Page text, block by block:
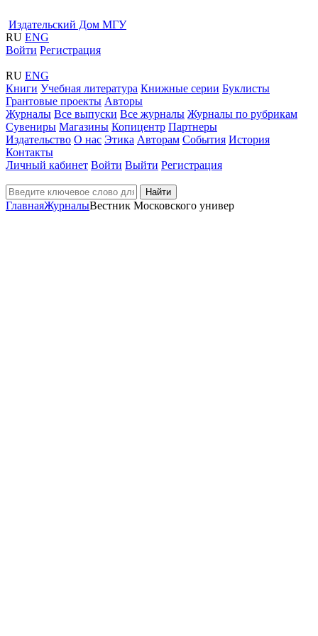
Издательский Дом МГУ
RU ENG
Войти Регистрация
RU ENG
Книги Учебная литература Книжные серии Буклисты
Грантовые проекты Авторы
Журналы Все выпуски Все журналы Журналы по рубрикам
Сувениры Магазины Копицентр Партнеры
Издательство О нас Этика Авторам События История
Контакты
Личный кабинет Войти Выйти Регистрация
Найти
ГлавнаяЖурналыВестник Московского универ